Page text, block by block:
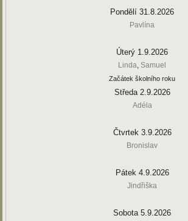
Pondělí 31.8.2026
Pavlína
Úterý 1.9.2026
Linda, Samuel
Začátek školního roku
Středa 2.9.2026
Adéla
Čtvrtek 3.9.2026
Bronislav
Pátek 4.9.2026
Jindřiška
Sobota 5.9.2026